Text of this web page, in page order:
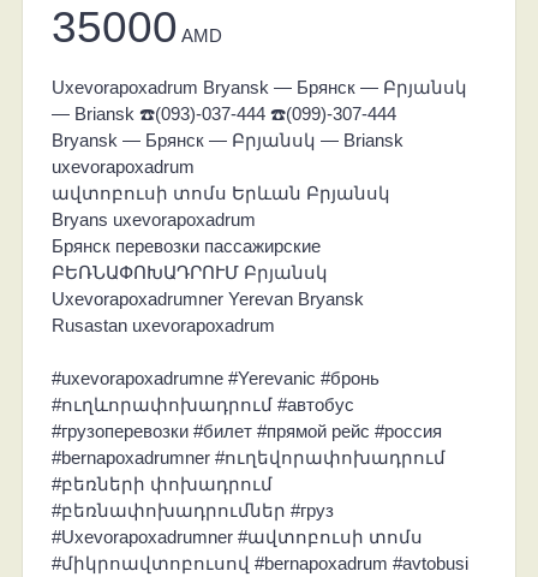
35000 AMD
Uxevorapoxadrum Bryansk — Брянск — Բրյանսկ
— Briansk ☎️(093)-037-444 ☎️(099)-307-444
Bryansk — Брянск — Բրյանսկ — Briansk
uxevorapoxadrum
ավտոբուսի տոմս Երևան Բրյանսկ
Bryans uxevorapoxadrum
Брянск перевозки пассажирские
ԲԵՌՆԱՓՈԽԱԴՐՈՒՄ Բրյանսկ
Uxevorapoxadrumner Yerevan Bryansk
Rusastan uxevorapoxadrum
#uxevorapoxadrumne #Yerevanic #бронь
#ուղևորափոխադրում #автобус
#грузоперевозки #билет #прямой рейс #россия
#bernapoxadrumner #ուղեվորափոխադրում
#բեռների փոխադրում
#բեռնափոխադրումներ #груз
#Uxevorapoxadrumner #ավտոբուսի տոմս
#միկրոավտոբուսով #bernapoxadrum #avtobusi